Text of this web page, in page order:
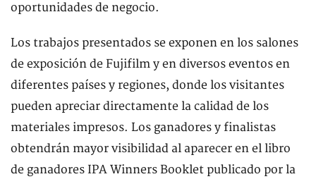
oportunidades de negocio.
Los trabajos presentados se exponen en los salones
de exposición de Fujifilm y en diversos eventos en
diferentes países y regiones, donde los visitantes
pueden apreciar directamente la calidad de los
materiales impresos. Los ganadores y finalistas
obtendrán mayor visibilidad al aparecer en el libro
de ganadores IPA Winners Booklet publicado por la